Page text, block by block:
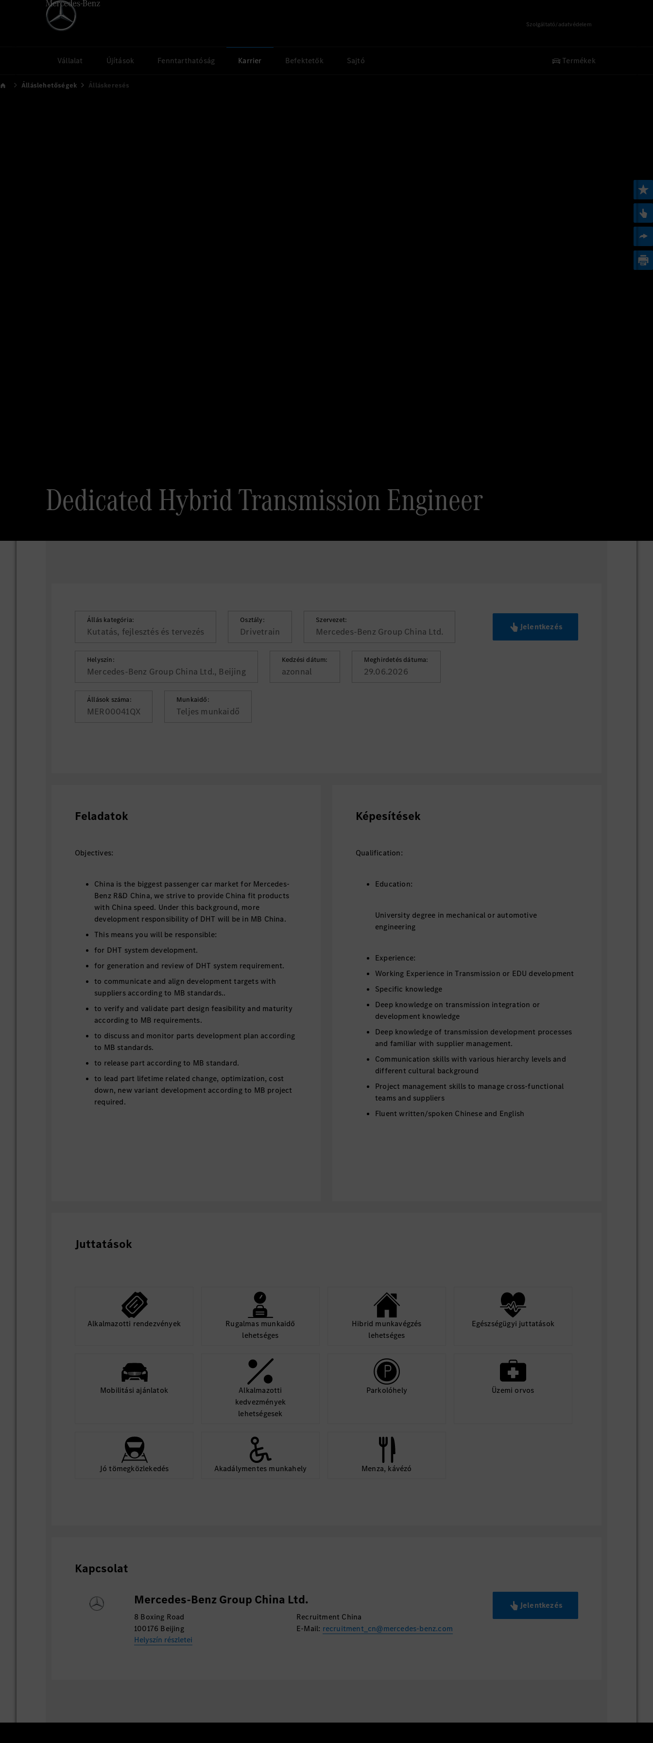
Szolgáltató/adatvédelem
Vállalat Újítások Fenntarthatóság Karrier Befektetők Sajtó Termékek
Álláslehetőségek Álláskeresés
Dedicated Hybrid Transmission Engineer
Állás kategória:
Kutatás, fejlesztés és tervezés
Osztály:
Drivetrain
Szervezet:
Mercedes-Benz Group China Ltd.
Helyszín:
Mercedes-Benz Group China Ltd., Beijing
Kedzési dátum:
azonnal
Meghirdetés dátuma:
29.06.2026
Állások száma:
MER00041QX
Munkaidő:
Teljes munkaidő
Jelentkezés
Feladatok
Objectives:
China is the biggest passenger car market for Mercedes-
Benz R&D China, we strive to provide China fit products
with China speed. Under this background, more
development responsibility of DHT will be in MB China.
This means you will be responsible:
for DHT system development.
for generation and review of DHT system requirement.
to communicate and align development targets with
suppliers according to MB standards..
to verify and validate part design feasibility and maturity
according to MB requirements.
to discuss and monitor parts development plan according
to MB standards.
to release part according to MB standard.
to lead part lifetime related change, optimization, cost
down, new variant development according to MB project
required.
Képesítések
Qualification:
Education:
University degree in mechanical or automotive
engineering
Experience:
Working Experience in Transmission or EDU development
Specific knowledge
Deep knowledge on transmission integration or
development knowledge
Deep knowledge of transmission development processes
and familiar with supplier management.
Communication skills with various hierarchy levels and
different cultural background
Project management skills to manage cross-functional
teams and suppliers
Fluent written/spoken Chinese and English
Juttatások
Alkalmazotti rendezvények
Rugalmas munkaidő
lehetséges
Hibrid munkavégzés
lehetséges
Egészségügyi juttatások
Mobilitási ajánlatok
Alkalmazotti
kedvezmények
lehetségesek
Parkolóhely Üzemi orvos
Jó tömegközlekedés Akadálymentes munkahely Menza, kávézó
Kapcsolat
Mercedes-Benz Group China Ltd.
8 Boxing Road
100176 Beijing
Helyszín részletei
Recruitment China
E-Mail: recruitment_cn@mercedes-benz.com
Jelentkezés